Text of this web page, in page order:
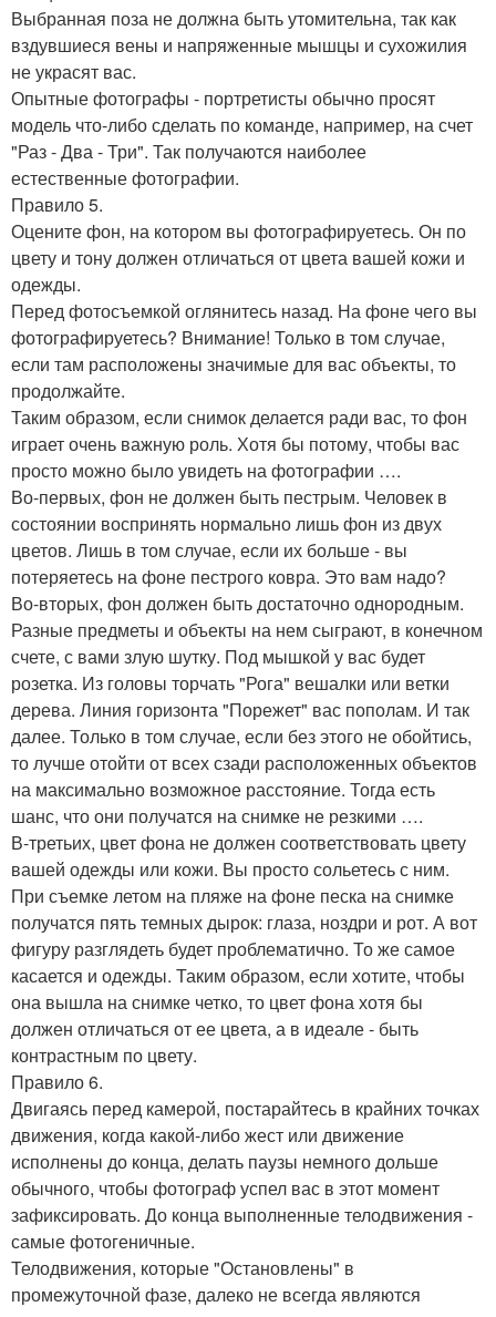
Выбранная поза не должна быть утомительна, так как
вздувшиеся вены и напряженные мышцы и сухожилия
не украсят вас.
Опытные фотографы - портретисты обычно просят
модель что-либо сделать по команде, например, на счет
"Раз - Два - Три". Так получаются наиболее
естественные фотографии.
Правило 5.
Оцените фон, на котором вы фотографируетесь. Он по
цвету и тону должен отличаться от цвета вашей кожи и
одежды.
Перед фотосъемкой оглянитесь назад. На фоне чего вы
фотографируетесь? Внимание! Только в том случае,
если там расположены значимые для вас объекты, то
продолжайте.
Таким образом, если снимок делается ради вас, то фон
играет очень важную роль. Хотя бы потому, чтобы вас
просто можно было увидеть на фотографии ….
Во-первых, фон не должен быть пестрым. Человек в
состоянии воспринять нормально лишь фон из двух
цветов. Лишь в том случае, если их больше - вы
потеряетесь на фоне пестрого ковра. Это вам надо?
Во-вторых, фон должен быть достаточно однородным.
Разные предметы и объекты на нем сыграют, в конечном
счете, с вами злую шутку. Под мышкой у вас будет
розетка. Из головы торчать "Рога" вешалки или ветки
дерева. Линия горизонта "Порежет" вас пополам. И так
далее. Только в том случае, если без этого не обойтись,
то лучше отойти от всех сзади расположенных объектов
на максимально возможное расстояние. Тогда есть
шанс, что они получатся на снимке не резкими ….
В-третьих, цвет фона не должен соответствовать цвету
вашей одежды или кожи. Вы просто сольетесь с ним.
При съемке летом на пляже на фоне песка на снимке
получатся пять темных дырок: глаза, ноздри и рот. А вот
фигуру разглядеть будет проблематично. То же самое
касается и одежды. Таким образом, если хотите, чтобы
она вышла на снимке четко, то цвет фона хотя бы
должен отличаться от ее цвета, а в идеале - быть
контрастным по цвету.
Правило 6.
Двигаясь перед камерой, постарайтесь в крайних точках
движения, когда какой-либо жест или движение
исполнены до конца, делать паузы немного дольше
обычного, чтобы фотограф успел вас в этот момент
зафиксировать. До конца выполненные телодвижения -
самые фотогеничные.
Телодвижения, которые "Остановлены" в
промежуточной фазе, далеко не всегда являются